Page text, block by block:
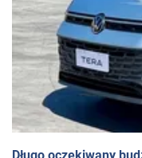
Długo oczekiwany